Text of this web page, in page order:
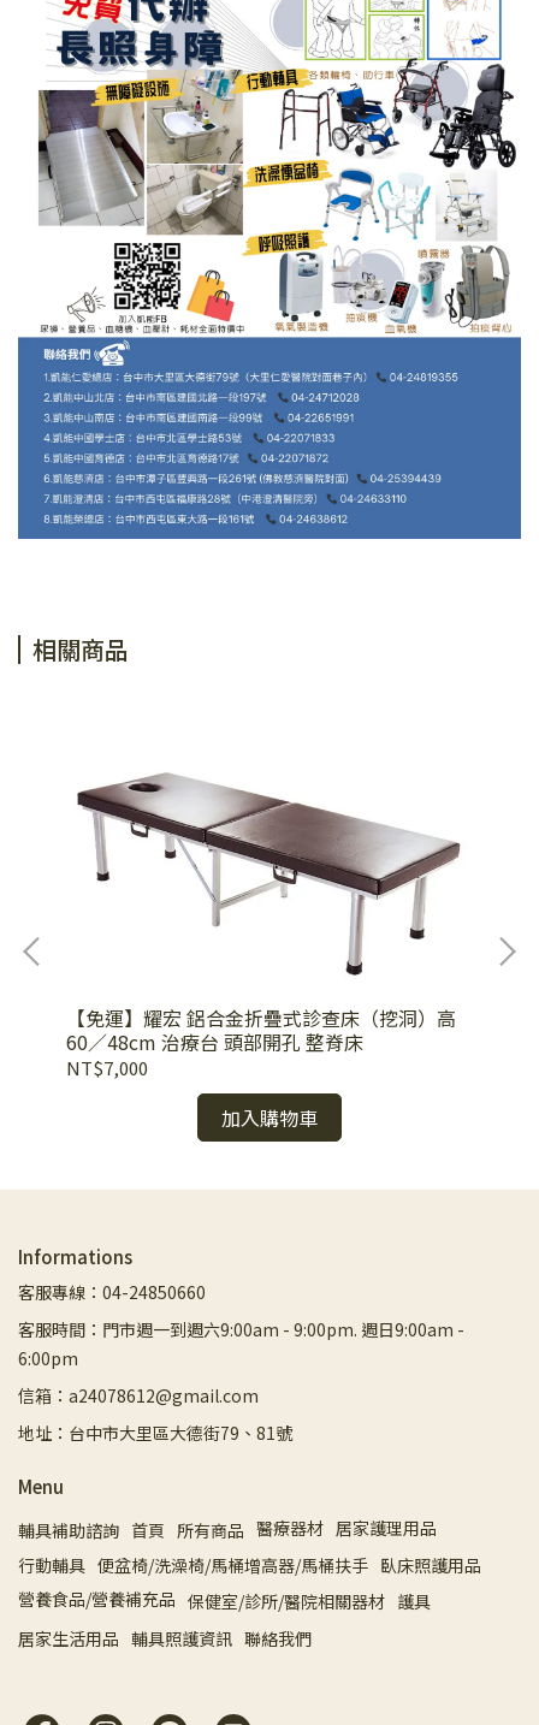
相關商品
【免運】耀宏 鋁合金折疊式診查床（挖洞）高
60／48cm 治療台 頭部開孔 整脊床
NT$7,000
加入購物車
Informations
客服專線：04-24850660
客服時間：門市週一到週六9:00am - 9:00pm. 週日9:00am -
6:00pm
信箱：a24078612@gmail.com
地址：台中市大里區大德街79、81號
Menu
輔具補助諮詢 首頁 所有商品 醫療器材 居家護理用品
行動輔具 便盆椅/洗澡椅/馬桶增高器/馬桶扶手 臥床照護用品
營養食品/營養補充品 保健室/診所/醫院相關器材 護具
居家生活用品 輔具照護資訊 聯絡我們